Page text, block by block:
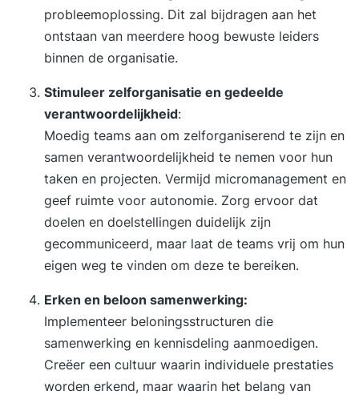
probleemoplossing. Dit zal bijdragen aan het
ontstaan van meerdere hoog bewuste leiders
binnen de organisatie.
Stimuleer zelforganisatie en gedeelde
verantwoordelijkheid:
Moedig teams aan om zelforganiserend te zijn en
samen verantwoordelijkheid te nemen voor hun
taken en projecten. Vermijd micromanagement en
geef ruimte voor autonomie. Zorg ervoor dat
doelen en doelstellingen duidelijk zijn
gecommuniceerd, maar laat de teams vrij om hun
eigen weg te vinden om deze te bereiken.
Erken en beloon samenwerking:
Implementeer beloningsstructuren die
samenwerking en kennisdeling aanmoedigen.
Creëer een cultuur waarin individuele prestaties
worden erkend, maar waarin het belang van